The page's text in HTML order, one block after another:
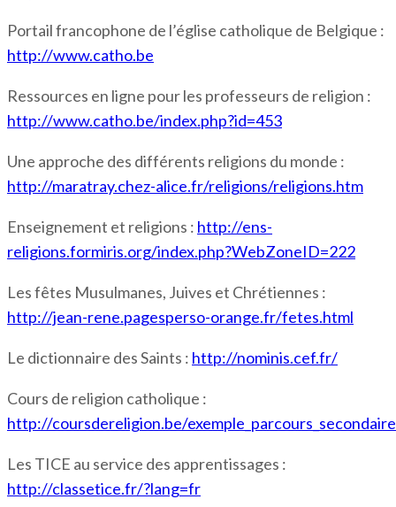
Portail francophone de l’église catholique de Belgique :
http://www.catho.be
Ressources en ligne pour les professeurs de religion :
http://www.catho.be/index.php?id=453
Une approche des différents religions du monde :
http://maratray.chez-alice.fr/religions/religions.htm
Enseignement et religions : http://ens-
religions.formiris.org/index.php?WebZoneID=222
Les fêtes Musulmanes, Juives et Chrétiennes :
http://jean-rene.pagesperso-orange.fr/fetes.html
Le dictionnaire des Saints : http://nominis.cef.fr/
Cours de religion catholique :
http://coursdereligion.be/exemple_parcours_secondaire
Les TICE au service des apprentissages :
http://classetice.fr/?lang=fr